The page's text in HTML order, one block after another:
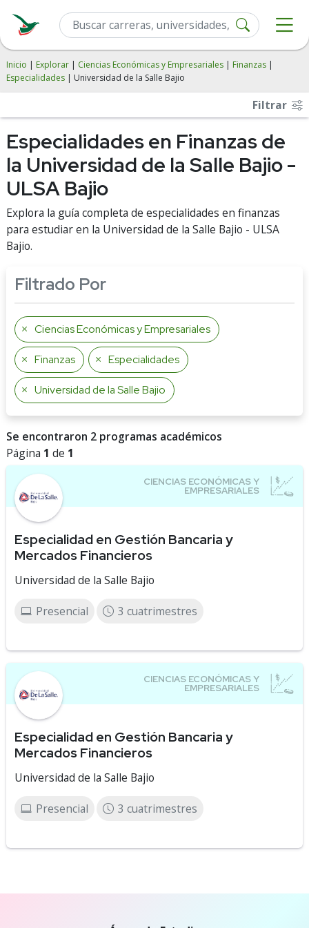
Inicio | Explorar | Ciencias Económicas y Empresariales | Finanzas |
Especialidades | Universidad de la Salle Bajio
Filtrar
Especialidades en Finanzas de
la Universidad de la Salle Bajio -
ULSA Bajio
Explora la guía completa de especialidades en finanzas
para estudiar en la Universidad de la Salle Bajio - ULSA
Bajio.
Filtrado Por
Ciencias Económicas y Empresariales
Finanzas Especialidades
Universidad de la Salle Bajio
Se encontraron 2 programas académicos
Página 1 de 1
Especialidad en Gestión Bancaria y
Mercados Financieros
Universidad de la Salle Bajio
Presencial 3 cuatrimestres
Especialidad en Gestión Bancaria y
Mercados Financieros
Universidad de la Salle Bajio
Presencial 3 cuatrimestres